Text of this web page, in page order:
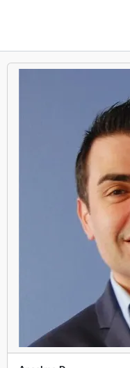
PAUSE THE PROCEEDING